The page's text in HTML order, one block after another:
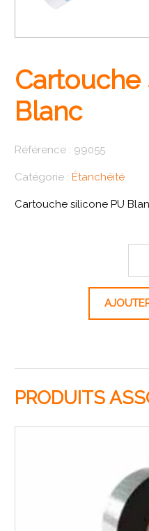
Cartouche
Blanc
Référence : 99055
Catégorie : Étanchéité
Cartouche silicone PU
PRODUITS